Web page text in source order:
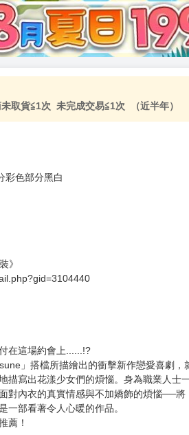
元-加固紙箱包裝》
取貨≦1次 未完成交易≦1次 （近半年）
色部分黑白
》